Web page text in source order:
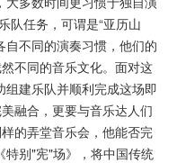
队任务，可谓是“亚历山
自不同的演奏习惯，他们的
不同的音乐文化。面对这
组建乐队并顺利完成这场即
融合，更要与音乐达人们
的弄堂音乐会，他能否完
特别"宪"场》，将中国传统